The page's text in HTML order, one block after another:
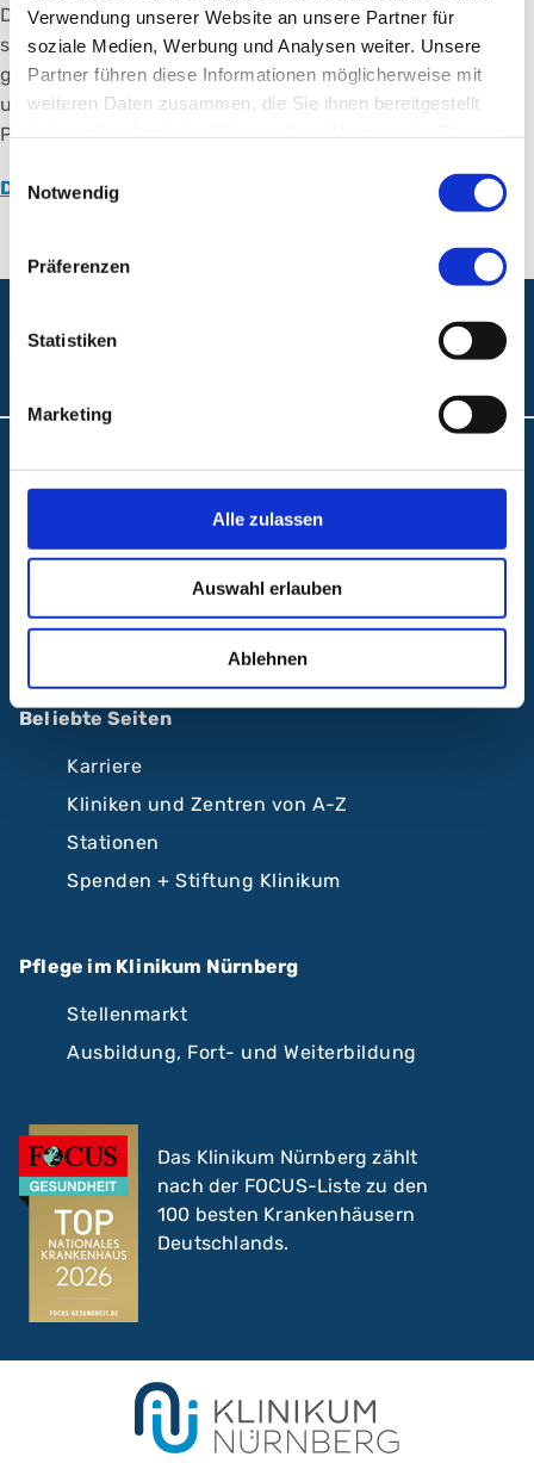
Verwendung unserer Website an unsere Partner für
soziale Medien, Werbung und Analysen weiter. Unsere
Partner führen diese Informationen möglicherweise mit
weiteren Daten zusammen, die Sie ihnen bereitgestellt
Notwendig
Präferenzen
Statistiken
Marketing
Alle zulassen
Auswahl erlauben
Ablehnen
Die geriatrische Rehabilitation findet im Nürnberg-Stift
statt. Da die ärztliche Leitung bei unserer Klinik liegt,
garantieren wir eine enge Verzahnung von Akutmedizin
und Rehabilitation zum Wohle unserer Patientinnen und
Patienten.
Direkt zum Nürnberg-Stift
Folgen Sie uns:
Anfahrt und Lageplan
A.R.Z. Ambulantes Rehabilitationszentrum
ABC Ambulantes BehandlungsCentrum
Klinikum Nürnberg
Krankenhäuser Nürnberger Land
Beliebte Seiten
Karriere
Kliniken und Zentren von A-Z
Stationen
Spenden + Stiftung Klinikum
Pflege im Klinikum Nürnberg
Stellenmarkt
Ausbildung, Fort- und Weiterbildung
Das Klinikum Nürnberg zählt
nach der FOCUS-Liste zu den
100 besten Krankenhäusern
Deutschlands.